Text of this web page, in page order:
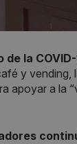
la
y vending,
apoyar a la